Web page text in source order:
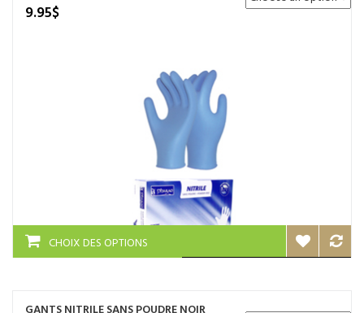
9.95$
CHOIX DES OPTIONS